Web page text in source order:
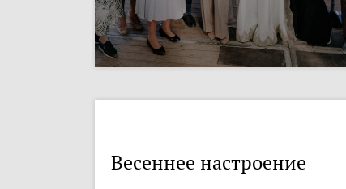
Весеннее настроение